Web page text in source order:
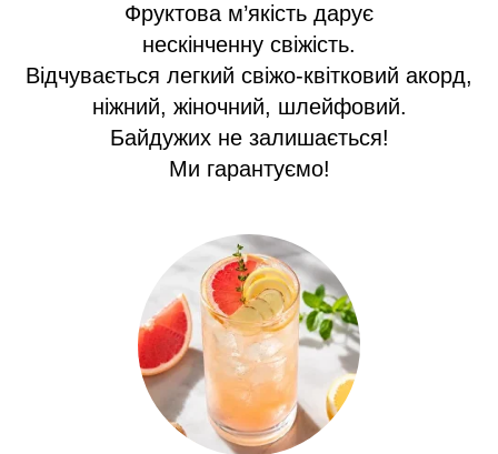
Фруктова м’якість дарує
нескінченну свіжість.
Відчувається легкий свіжо-квітковий акорд,
ніжний, жіночний, шлейфовий.
Байдужих не залишається!
Ми гарантуємо!